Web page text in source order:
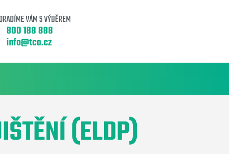
VÁM S VÝBĚREM
800 188 888
info@tco.cz
(ELDP)